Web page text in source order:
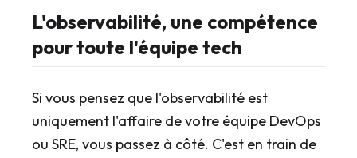
L'observabilité, une compétence
pour toute l'équipe tech
Si vous pensez que l'observabilité est
uniquement l'affaire de votre équipe DevOps
ou SRE, vous passez à côté. C'est en train de